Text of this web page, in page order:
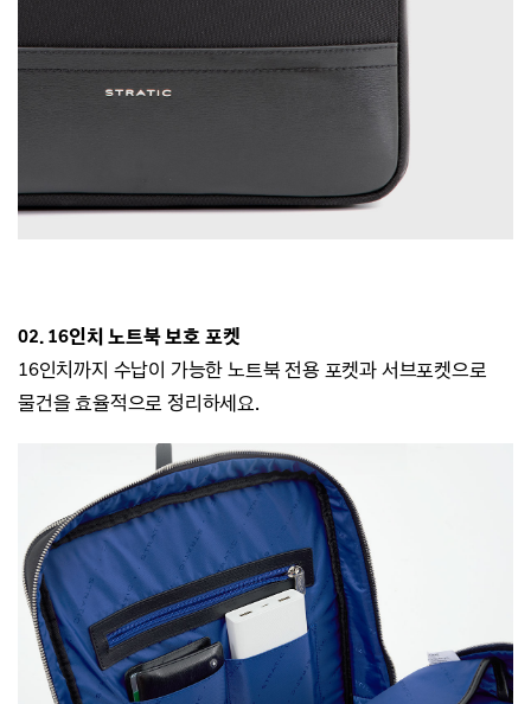
02. 16인치 노트북 보호 포켓
16인치까지 수납이 가능한 노트북 전용 포켓과 서브포켓으로
물건을 효율적으로 정리하세요.